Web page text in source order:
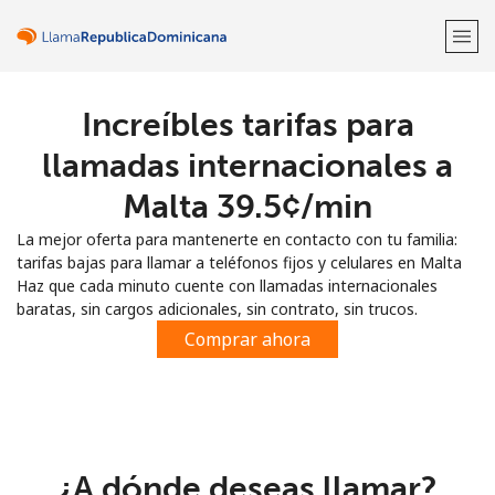
¡Bienvenido!
Regístrate con
Increíbles tarifas para
llamadas internacionales a
Malta ⁦39.5¢⁩/min
La mejor oferta para mantenerte en contacto con tu familia:
tarifas bajas para llamar a teléfonos fijos y celulares en Malta
Haz que cada minuto cuente con llamadas internacionales
baratas, sin cargos adicionales, sin contrato, sin trucos.
Comprar ahora